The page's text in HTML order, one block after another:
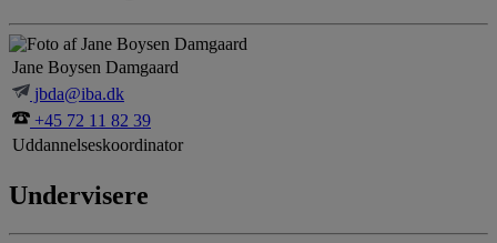
Jane Boysen Damgaard
jbda@iba.dk
+45 72 11 82 39
Uddannelseskoordinator
Undervisere